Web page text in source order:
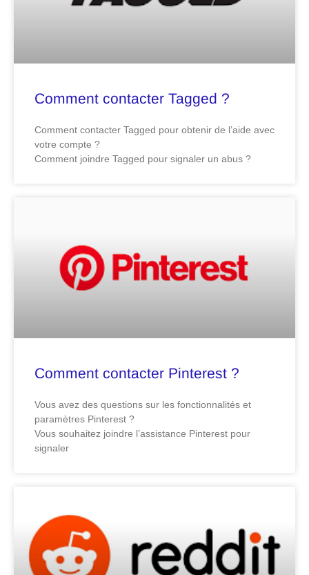
Comment contacter Tagged ?
Comment contacter Tagged pour obtenir de l’aide avec
votre compte ?
Comment joindre Tagged pour signaler un abus ?
Comment contacter Pinterest ?
Vous avez des questions sur les fonctionnalités et
paramètres Pinterest ?
Vous souhaitez joindre l’assistance Pinterest pour
signaler